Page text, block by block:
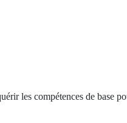
les compétences de base